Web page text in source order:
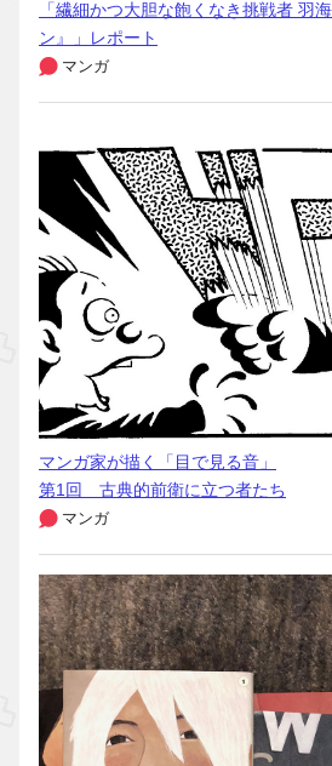
「繊細かつ大胆な飽くなき挑戦者 羽
ン』」レポート
マンガ
マンガ家が描く「目で見る音」
第1回 古典的前衛に立つ者たち
マンガ